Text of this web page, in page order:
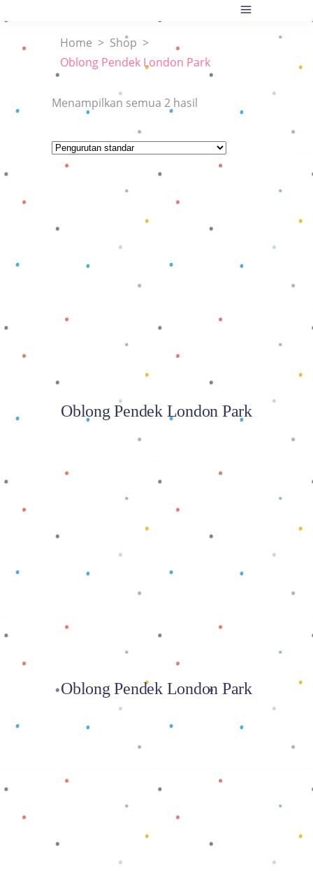
Home > Shop >
Oblong Pendek London Park
Menampilkan semua 2 hasil
Baca selengkapnya
Oblong Pendek London Park
Baca selengkapnya
Oblong Pendek London Park